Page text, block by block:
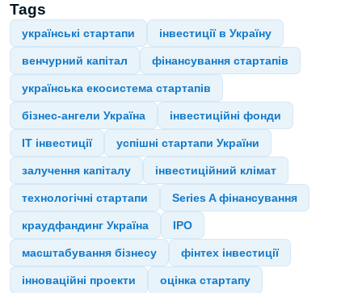
Tags
українські стартапи інвестиції в Україну
венчурний капітал фінансування стартапів
українська екосистема стартапів
бізнес-ангели Україна інвестиційні фонди
IT інвестиції успішні стартапи України
залучення капіталу інвестиційний клімат
технологічні стартапи Series A фінансування
краудфандинг Україна ІРО
масштабування бізнесу фінтех інвестиції
інноваційні проекти оцінка стартапу